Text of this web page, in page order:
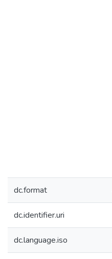
dc.format
dc.identifier.uri
dc.language.iso